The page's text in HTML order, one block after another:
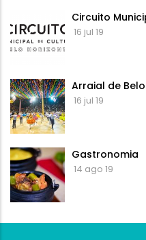
Circuito
16 jul 19
Arraial de
16 jul 19
Gastronomia
14 ago 19